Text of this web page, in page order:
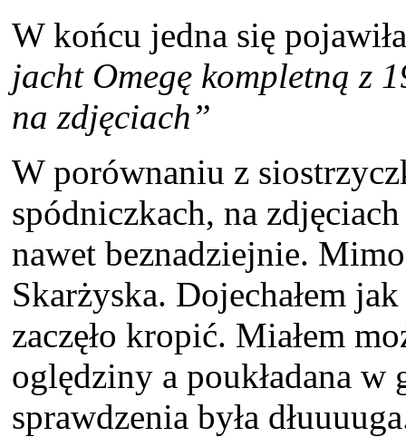
W końcu jedna się
jacht Omegę kompletną z
na zdjęciach”
W porównaniu z
spódniczkach, na
nawet beznadziejnie.
Skarżyska. Dojechałem
zaczęło kropić. Miałem
oględziny a poukładana w
sprawdzenia była